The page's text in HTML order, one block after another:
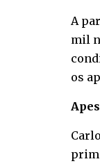
A
mil
os